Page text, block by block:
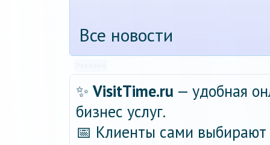
Все новости
✨ VisitTime.ru — удобная
бизнес услуг.
📅 Клиенты сами